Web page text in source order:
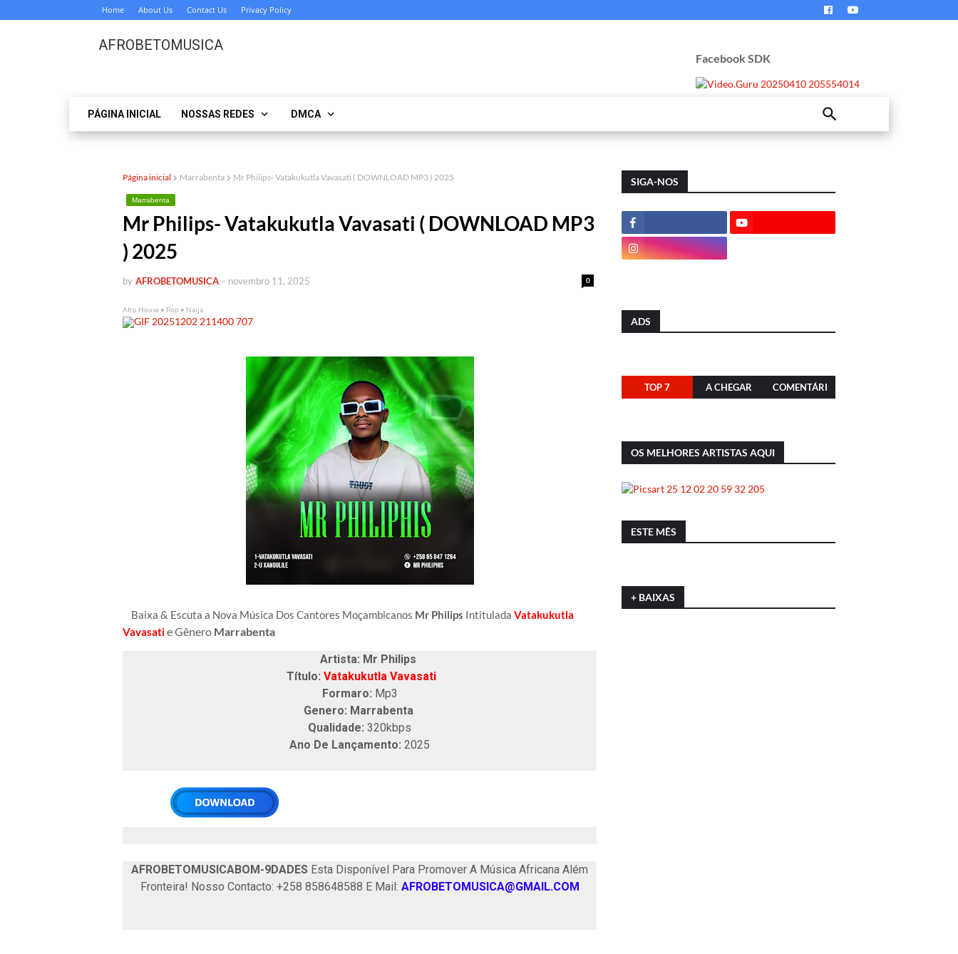
Home About Us Contact Us Privacy Policy
AFROBETOMUSICA
Facebook SDK
PÁGINA INICIAL NOSSAS REDES DMCA
Página inicial Marrabenta Mr Philips- Vatakukutla Vavasati ( DOWNLOAD MP3 ) 2025
Marrabenta
Mr Philips- Vatakukutla Vavasati ( DOWNLOAD MP3
) 2025
by AFROBETOMUSICA 0
- novembro 11, 2025
Afro House • Pop • Naija
Baixa & Escuta a Nova Música Dos Cantores Moçambicanos Mr Philips Intitulada Vatakukutla
Vavasatie Gênero Marrabenta
Artista: Mr Philips
Título: Vatakukutla Vavasati
Formaro: Mp3
Genero: Marrabenta
Qualidade: 320kbps
Ano De Lançamento: 2025
AFROBETOMUSICABOM-9DADES Esta Disponível Para Promover A Música Africana Além
Fronteira! Nosso Contacto: +258 858648588 E Mail: AFROBETOMUSICA@GMAIL.COM
SIGA-NOS
ADS
TOP 7 A CHEGAR COMENTÁRI
OS MELHORES ARTISTAS AQUI
ESTE MÊS
+ BAIXAS